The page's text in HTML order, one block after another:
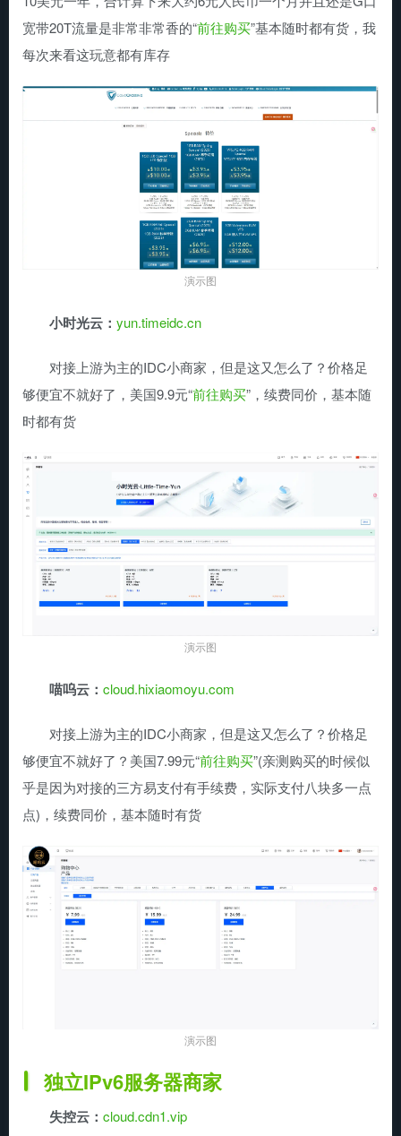
宽带20T流量是非常非常香的“前往购买”基本随时都有货，我
每次来看这玩意都有库存
演示图
小时光云： yun.timeidc.cn
对接上游为主的IDC小商家，但是这又怎么了？价格足
够便宜不就好了，美国9.9元“前往购买”，续费同价，基本随
时都有货
演示图
喵呜云： cloud.hixiaomoyu.com
对接上游为主的IDC小商家，但是这又怎么了？价格足
够便宜不就好了？美国7.99元“前往购买”(亲测购买的时候似
乎是因为对接的三方易支付有手续费，实际支付八块多一点
点)，续费同价，基本随时有货
演示图
独立IPv6服务器商家
失控云： cloud.cdn1.vip